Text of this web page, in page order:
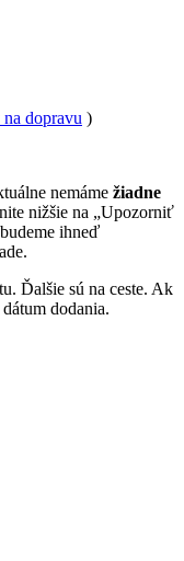
dopravu )
nemáme žiadne
nižšie na „Upozorniť
ihneď
Ďalšie sú na ceste. Ak
dodania.